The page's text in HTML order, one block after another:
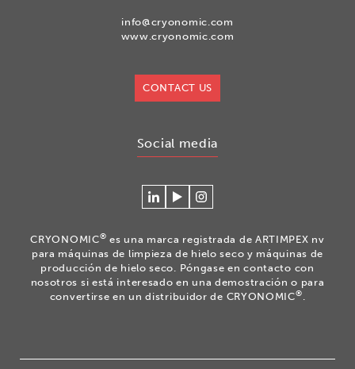
info@cryonomic.com
www.cryonomic.com
CONTACT US
Social media
Conéctese
Cryonomic
en
Linkedin
Mire
videos
en
el
canal
Youtube
Volg
op
Instagram
CRYONOMIC® es una marca registrada de ARTIMPEX nv
para máquinas de limpieza de hielo seco y máquinas de
producción de hielo seco. Póngase en contacto con
nosotros si está interesado en una demostración o para
convertirse en un distribuidor de CRYONOMIC®.